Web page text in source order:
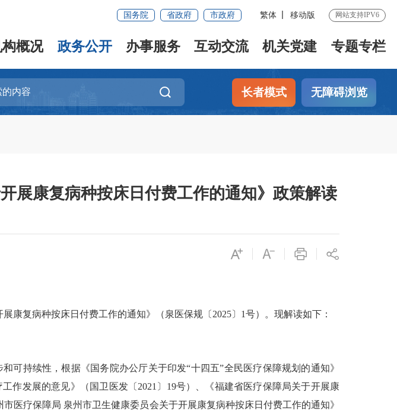
国务院 省政府 市政府 繁体 移动版 网站支持IPV6
概况 政务公开 办事服务 互动交流 机关党建 专题专栏
长者模式 无障碍浏览
展康复病种按床日付费工作的通知》政策解读
复病种按床日付费工作的通知》（泉医保规〔2025〕1号）。现解读如下：
持续性，根据《国务院办公厅关于印发“十四五”全民医疗保障规划的通知》
作发展的意见》（国卫医发〔2021〕19号）、《福建省医疗保障局关于开展康
医疗保障局 泉州市卫生健康委员会关于开展康复病种按床日付费工作的通知》